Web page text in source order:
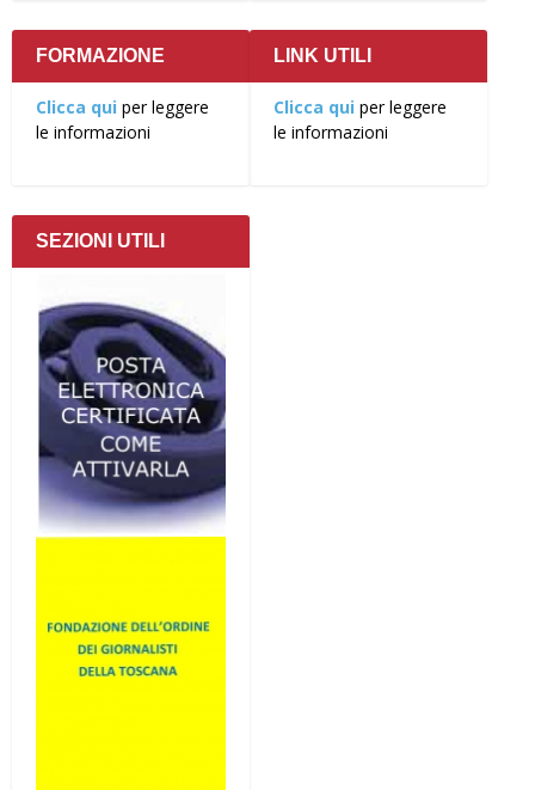
FORMAZIONE
Clicca qui per leggere
le informazioni
LINK UTILI
Clicca qui per leggere
le informazioni
SEZIONI UTILI